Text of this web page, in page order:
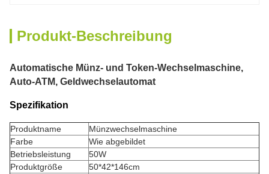
Produkt-Beschreibung
Automatische Münz- und Token-Wechselmaschine,
Auto-ATM, Geldwechselautomat
Spezifikation
Produktname
Münzwechselmaschine
Farbe
Wie abgebildet
Betriebsleistung
50W
Produktgröße
50*42*146cm